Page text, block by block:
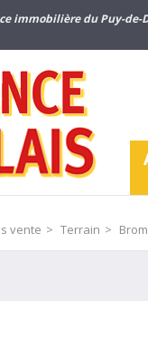
immobilière du Puy-de-
vente > Terrain >